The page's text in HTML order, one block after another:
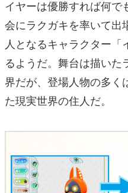
イヤーは優勝すれば何で
会にラクガキを率いて出
人となるキャラクター
るようだ。舞台は描い
界だが、登場人物の多く
た現実世界の住人だ。